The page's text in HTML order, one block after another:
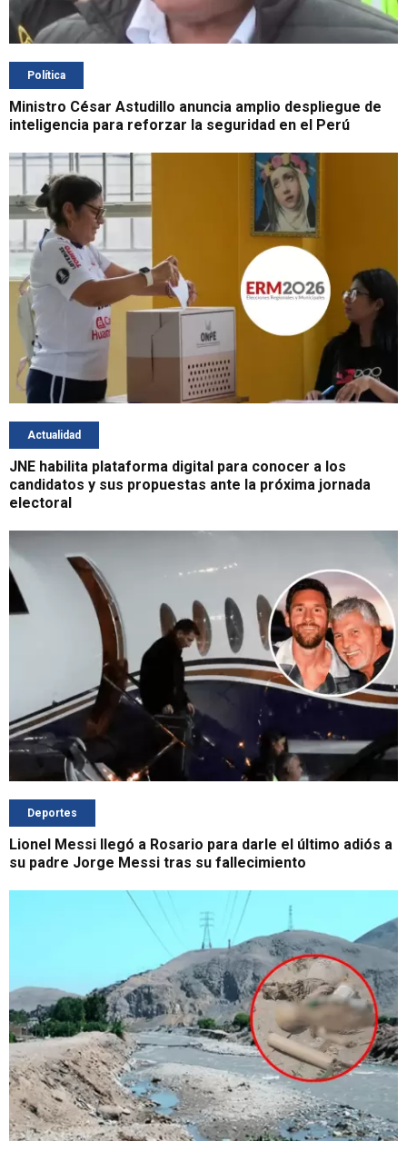
Política
Ministro César Astudillo anuncia amplio despliegue de
inteligencia para reforzar la seguridad en el Perú
Actualidad
JNE habilita plataforma digital para conocer a los
candidatos y sus propuestas ante la próxima jornada
electoral
Deportes
Lionel Messi llegó a Rosario para darle el último adiós a
su padre Jorge Messi tras su fallecimiento